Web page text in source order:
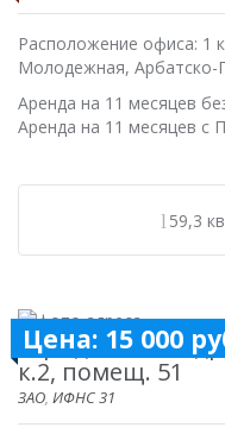
Расположение офиса: 1
Молодежная, Арбатско-
Аренда на 11 месяцев
Аренда на 11 месяцев с
59,3
Цена: 15 000
Юридичекий
к.2, помещ. 51
ЗАО ИФНС 31